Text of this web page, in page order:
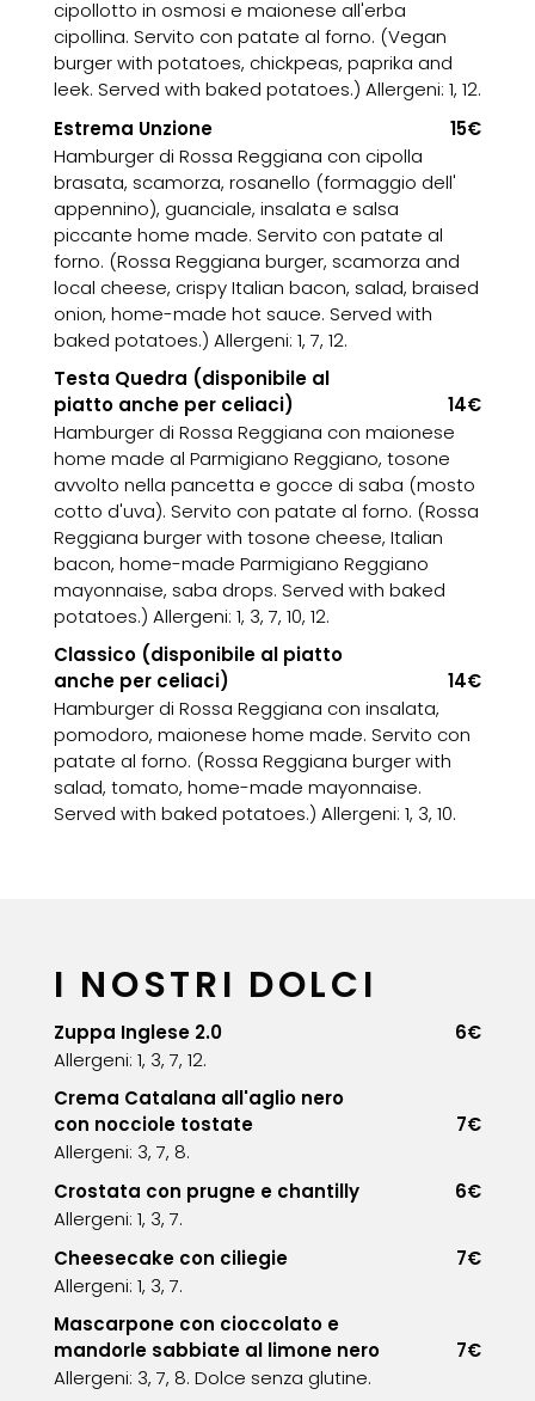
cipollotto in osmosi e maionese all'erba
cipollina. Servito con patate al forno. (Vegan
burger with potatoes, chickpeas, paprika and
leek. Served with baked potatoes.) Allergeni: 1, 12.
Estrema Unzione
15€
Hamburger di Rossa Reggiana con cipolla
brasata, scamorza, rosanello (formaggio dell'
appennino), guanciale, insalata e salsa
piccante home made. Servito con patate al
forno. (Rossa Reggiana burger, scamorza and
local cheese, crispy Italian bacon, salad, braised
onion, home-made hot sauce. Served with
baked potatoes.) Allergeni: 1, 7, 12.
Testa Quedra (disponibile al
piatto anche per celiaci)
14€
Hamburger di Rossa Reggiana con maionese
home made al Parmigiano Reggiano, tosone
avvolto nella pancetta e gocce di saba (mosto
cotto d'uva). Servito con patate al forno. (Rossa
Reggiana burger with tosone cheese, Italian
bacon, home-made Parmigiano Reggiano
mayonnaise, saba drops. Served with baked
potatoes.) Allergeni: 1, 3, 7, 10, 12.
Classico (disponibile al piatto
anche per celiaci)
14€
Hamburger di Rossa Reggiana con insalata,
pomodoro, maionese home made. Servito con
patate al forno. (Rossa Reggiana burger with
salad, tomato, home-made mayonnaise.
Served with baked potatoes.) Allergeni: 1, 3, 10.
I NOSTRI DOLCI
Zuppa Inglese 2.0
6€
Allergeni: 1, 3, 7, 12.
Crema Catalana all'aglio nero
con nocciole tostate
7€
Allergeni: 3, 7, 8.
Crostata con prugne e chantilly
6€
Allergeni: 1, 3, 7.
Cheesecake con ciliegie
7€
Allergeni: 1, 3, 7.
Mascarpone con cioccolato e
mandorle sabbiate al limone nero
7€
Allergeni: 3, 7, 8. Dolce senza glutine.